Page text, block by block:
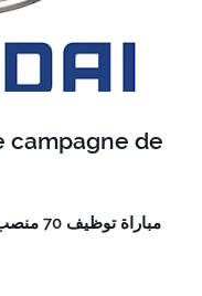
campagne de
مباراة